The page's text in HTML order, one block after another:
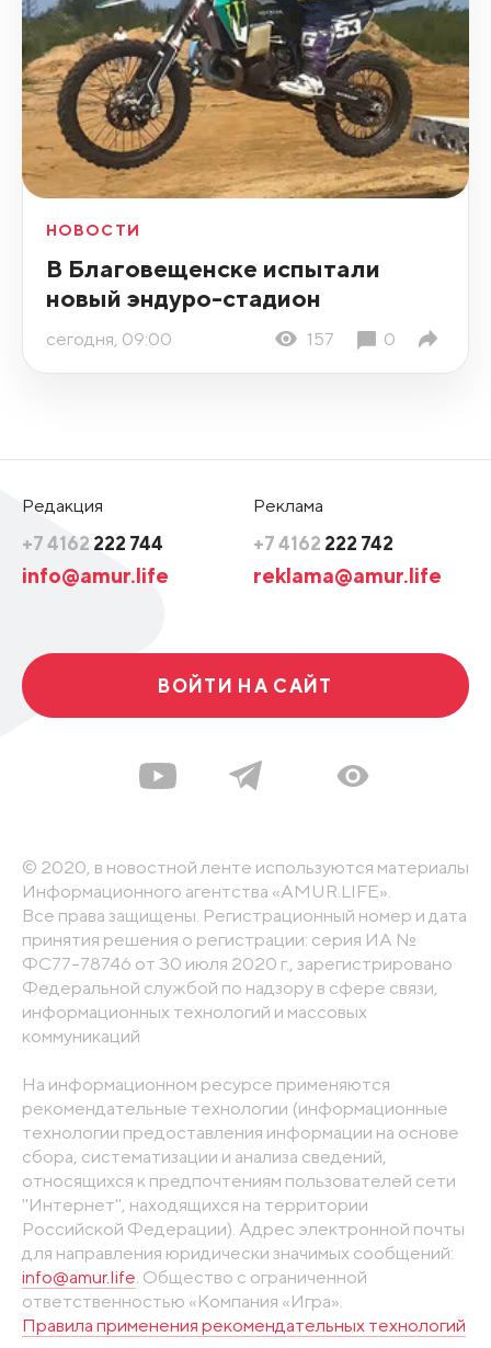
НОВОСТИ
В Благовещенске испытали
новый эндуро-стадион
сегодня, 09:00 157 0
Редакция
+7 4162 222 744
info@amur.life
Реклама
+7 4162 222 742
reklama@amur.life
ВОЙТИ НА САЙТ
© 2020, в новостной ленте используются материалы
Информационного агентства «AMUR.LIFE».
Все права защищены. Регистрационный номер и дата
принятия решения о регистрации: серия ИА №
ФС77-78746 от 30 июля 2020 г., зарегистрировано
Федеральной службой по надзору в сфере связи,
информационных технологий и массовых
коммуникаций
На информационном ресурсе применяются
рекомендательные технологии (информационные
технологии предоставления информации на основе
сбора, систематизации и анализа сведений,
относящихся к предпочтениям пользователей сети
"Интернет", находящихся на территории
Российской Федерации). Адрес электронной почты
для направления юридически значимых сообщений:
info@amur.life . Общество с ограниченной
ответственностью «Компания «Игра».
Правила применения рекомендательных технологий